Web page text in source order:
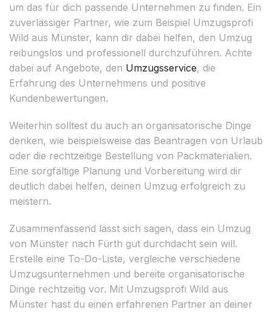
um das für dich passende Unternehmen zu finden. Ein
zuverlässiger Partner, wie zum Beispiel Umzugsprofi
Wild aus Münster, kann dir dabei helfen, den Umzug
reibungslos und professionell durchzuführen. Achte
dabei auf Angebote, den Umzugsservice, die
Erfahrung des Unternehmens und positive
Kundenbewertungen.
Weiterhin solltest du auch an organisatorische Dinge
denken, wie beispielsweise das Beantragen von Urlaub
oder die rechtzeitige Bestellung von Packmaterialien.
Eine sorgfältige Planung und Vorbereitung wird dir
deutlich dabei helfen, deinen Umzug erfolgreich zu
meistern.
Zusammenfassend lässt sich sagen, dass ein Umzug
von Münster nach Fürth gut durchdacht sein will.
Erstelle eine To-Do-Liste, vergleiche verschiedene
Umzugsunternehmen und bereite organisatorische
Dinge rechtzeitig vor. Mit Umzugsprofi Wild aus
Münster hast du einen erfahrenen Partner an deiner